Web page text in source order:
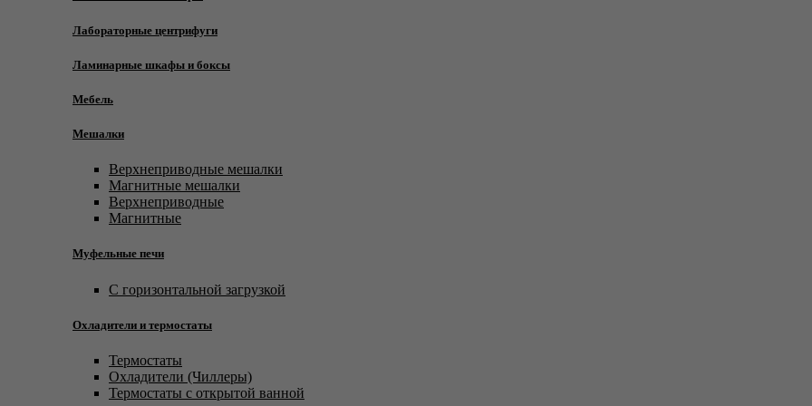
Лабораторные центрифуги
Ламинарные шкафы и боксы
Мебель
Мешалки
Верхнеприводные мешалки
Магнитные мешалки
Верхнеприводные
Магнитные
Муфельные печи
С горизонтальной загрузкой
Охладители и термостаты
Термостаты
Охладители (Чиллеры)
Термостаты с открытой ванной